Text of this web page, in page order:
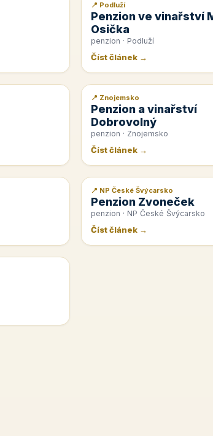
📰 PR článek
📍 Podluží
Penzion ve vinařství
Osička
penzion · Podluží
Číst článek →
📰 PR článek
📍 Znojemsko
Penzion a vinařství
Dobrovolný
penzion · Znojemsko
Číst článek →
📰 PR článek
📍 NP České Švýcarsko
Penzion Zvoneček
penzion · NP České Švýcarsko
Číst článek →